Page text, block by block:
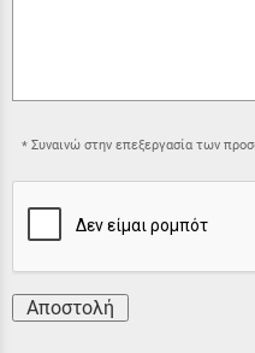
Συναινώ στην επεξεργασία των
Αποστολή